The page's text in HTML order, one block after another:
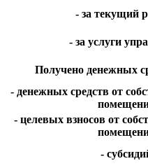
- за текущий
- за услуги
Получено денежных
- денежных средств от
- целевых взносов от
-